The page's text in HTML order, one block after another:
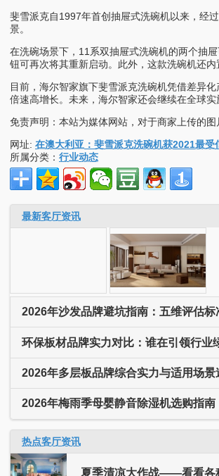
斐雪派克自1997年首创抽屉式洗碗机以来，经
景。
在洗碗场景下，11系双抽屉式洗碗机的两个抽
钮可再次将其重新启动。此外，这款洗碗机还
目前，海尔智家旗下斐雪派克洗碗机凭借差异
倍速高增长。未来，海尔智家还会继续在全球
免责声明：本站为媒体网站，对于商家上传的
网址: 在澳大利亚：斐雪派克洗碗机获2021最受
所属分类： 行业动态
最新客厅资讯
2026年沙发品牌避坑指南：五维评估标
环保板材品牌实力对比：谁在引领行业
2026年多层板品牌综合实力与适用场景
2026年梅雨季母婴静音除湿机选购指南
热点客厅资讯
夏季清凉大作战——看看各